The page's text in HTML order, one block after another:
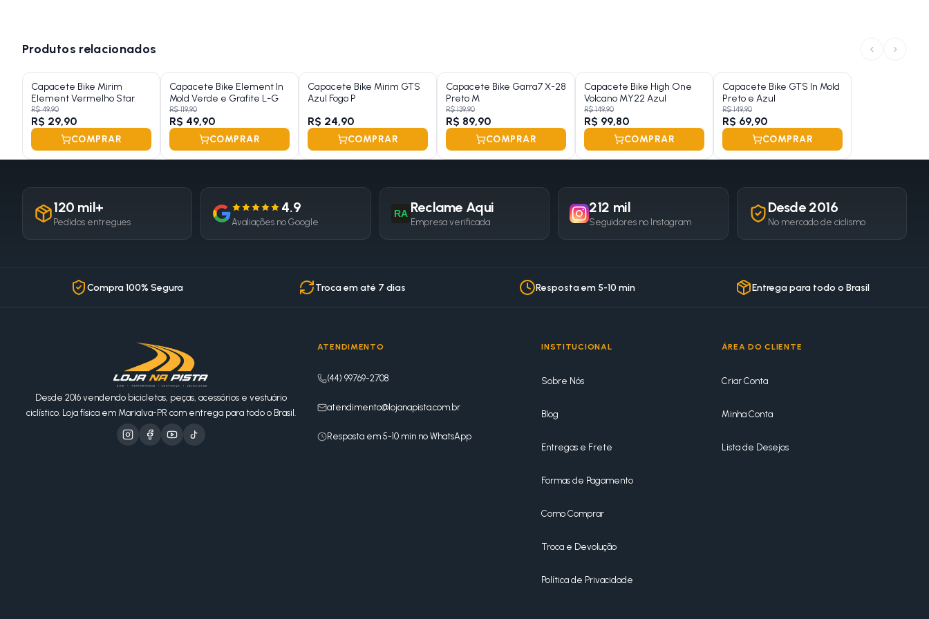
Produtos relacionados ‹ ›
Capacete Bike Mirim
Element Vermelho Star
R$ 49,90
R$ 29,90
COMPRAR
Capacete Bike Element In
Mold Verde e Grafite L-G
R$ 119,90
R$ 49,90
COMPRAR
Capacete Bike Mirim GTS
Azul Fogo P
R$ 24,90
COMPRAR
Capacete Bike Garra7 X-28
Preto M
R$ 139,90
R$ 89,90
COMPRAR
Capacete Bike High One
Volcano MY22 Azul
R$ 149,90
R$ 99,80
COMPRAR
Capacete Bike GTS In Mold
Preto e Azul
R$ 149,90
R$ 69,90
COMPRAR
120 mil+
Pedidos entregues
4.9
Avaliações no Google
RA Reclame Aqui
Empresa verificada
212 mil
Seguidores no Instagram
Desde 2016
No mercado de ciclismo
Compra 100% Segura Troca em até 7 dias Resposta em 5-10 min Entrega para todo o Brasil
Desde 2016 vendendo bicicletas, peças, acessórios e vestuário
ciclístico. Loja física em Marialva-PR com entrega para todo o Brasil.
ATENDIMENTO
(44) 99769-2708
atendimento@lojanapista.com.br
Resposta em 5-10 min no WhatsApp
INSTITUCIONAL
Sobre Nós
Blog
Entregas e Frete
Formas de Pagamento
Como Comprar
Troca e Devolução
Política de Privacidade
ÁREA DO CLIENTE
Criar Conta
Minha Conta
Lista de Desejos